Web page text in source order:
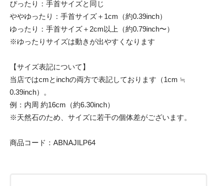
ぴったり：手首サイズと同じ
ややゆったり：手首サイズ＋1cm（約0.39inch）
ゆったり：手首サイズ＋2cm以上（約0.79inch〜）
※ゆったりサイズは動きが出やすくなります
【サイズ表記について】
当店ではcmとinchの両方で表記しております（1cm ≒
0.39inch）。
例：内周 約16cm（約6.30inch）
※天然石のため、サイズに若干の個体差がございます。
商品コード：ABNAJILP64